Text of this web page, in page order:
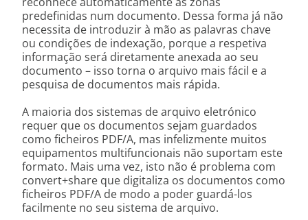
predefinidas num documento. Dessa forma já não
necessita de introduzir à mão as palavras chave
ou condições de indexação, porque a respetiva
informação será diretamente anexada ao seu
documento – isso torna o arquivo mais fácil e a
pesquisa de documentos mais rápida.
A maioria dos sistemas de arquivo eletrónico
requer que os documentos sejam guardados
como ficheiros PDF/A, mas infelizmente muitos
equipamentos multifuncionais não suportam este
formato. Mais uma vez, isto não é problema com
convert+share que digitaliza os documentos como
ficheiros PDF/A de modo a poder guardá-los
facilmente no seu sistema de arquivo.